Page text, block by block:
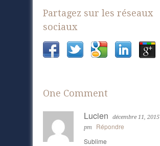
Partagez sur les réseaux
sociaux
One Comment
Lucien décembre 11, 2015
pm
Répondre
Sublime